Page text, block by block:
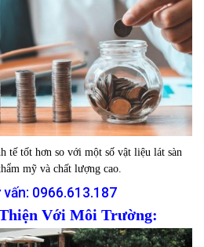
tế tốt hơn so với một số vật liệu lát sàn
mỹ và chất lượng cao.
vấn: 0966.613.187
Với Môi Trường: